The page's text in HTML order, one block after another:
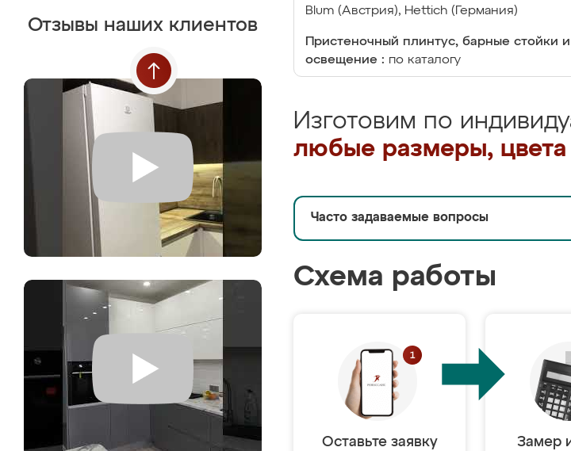
Отзывы наших клиентов
Blum (Австрия), Hettich (Германия)
Пристеночный плинтус, барные стойки
освещение : по каталогу
Изготовим по
любые размеры,
Часто задаваемые вопросы
Схема работы
Оставьте заявку Замер